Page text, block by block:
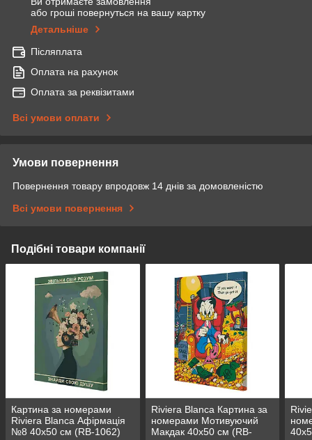
або гроші повернуться на вашу картку
Детальніше
Післяплата
Оплата на рахунок
Оплата за реквізитами
Всі умови оплати
Умови повернення
Повернення товару впродовж 14 днів за домовленістю
Всі умови повернення
Подібні товари компанії
Картина за номерами
Riviera Blanca Афірмація
№8 40x50 см (RB-1062)
Riviera Blanca Картина за
номерами Мотивуючий
Макдак 40x50 см (RB-